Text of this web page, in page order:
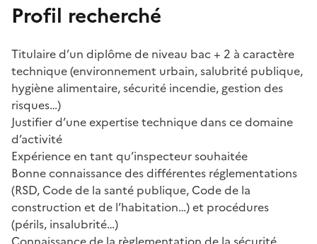
Profil recherché
Titulaire d’un diplôme de niveau bac + 2 à caractère
technique (environnement urbain, salubrité publique,
hygiène alimentaire, sécurité incendie, gestion des
risques…)
Justifier d’une expertise technique dans ce domaine
d’activité
Expérience en tant qu’inspecteur souhaitée
Bonne connaissance des différentes réglementations
(RSD, Code de la santé publique, Code de la
construction et de l’habitation…) et procédures
(périls, insalubrité…)